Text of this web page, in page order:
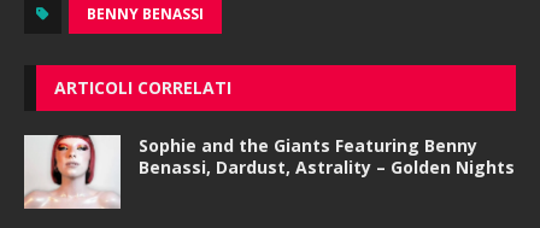
BENNY BENASSI
ARTICOLI CORRELATI
Sophie and the Giants Featuring Benny
Benassi, Dardust, Astrality – Golden Nights